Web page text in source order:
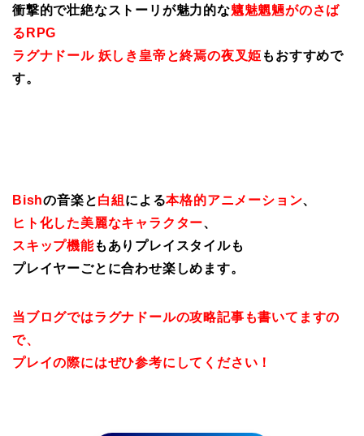
衝撃的で壮絶なストーリが魅力的な魑魅魍魎がのさば
るRPG
ラグナドール 妖しき皇帝と終焉の夜叉姫 もおすすめで
す。
Bishの音楽と白組 による本格的アニメーション、
ヒト化した美麗なキャラクター、
スキップ機能もありプレイスタイルも
プレイヤーごとに合わせ楽しめます。
当ブログではラグナドールの攻略記事も書いてますの
で、
プレイの際にはぜひ参考にしてください！